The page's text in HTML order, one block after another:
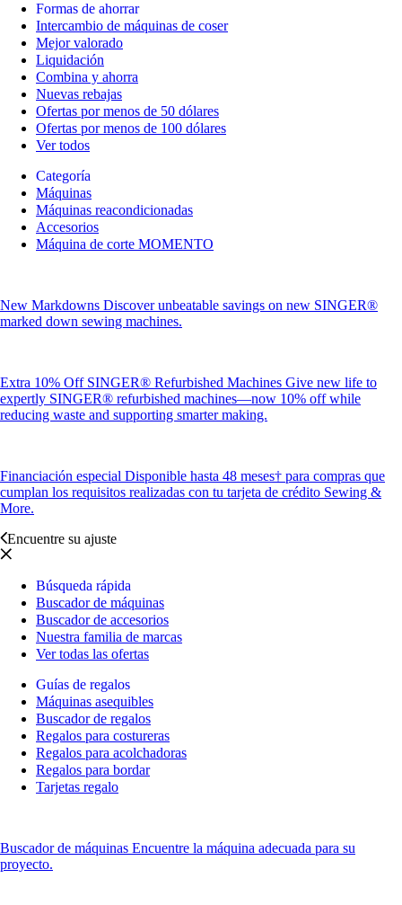
Formas de ahorrar
Intercambio de máquinas de coser
Mejor valorado
Liquidación
Combina y ahorra
Nuevas rebajas
Ofertas por menos de 50 dólares
Ofertas por menos de 100 dólares
Ver todos
Categoría
Máquinas
Máquinas reacondicionadas
Accesorios
Máquina de corte MOMENTO
New Markdowns Discover unbeatable savings on new SINGER®
marked down sewing machines.
Extra 10% Off SINGER® Refurbished Machines Give new life to
expertly SINGER® refurbished machines—now 10% off while
reducing waste and supporting smarter making.
Financiación especial Disponible hasta 48 meses† para compras que
cumplan los requisitos realizadas con tu tarjeta de crédito Sewing &
More.
Encuentre su ajuste
Búsqueda rápida
Buscador de máquinas
Buscador de accesorios
Nuestra familia de marcas
Ver todas las ofertas
Guías de regalos
Máquinas asequibles
Buscador de regalos
Regalos para costureras
Regalos para acolchadoras
Regalos para bordar
Tarjetas regalo
Buscador de máquinas Encuentre la máquina adecuada para su
proyecto.